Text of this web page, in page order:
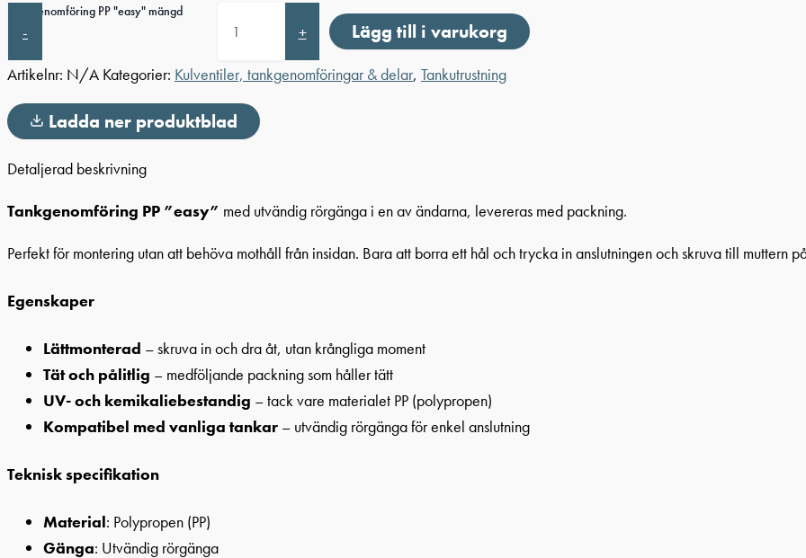
-
Tankgenomföring PP "easy" mängd
+ Lägg till i varukorg
Artikelnr: N/A Kategorier: Kulventiler, tankgenomföringar & delar, Tankutrustning
Ladda ner produktblad
Detaljerad beskrivning
Tankgenomföring PP ”easy” med utvändig rörgänga i en av ändarna, levereras med packning.
Perfekt för montering utan att behöva mothåll från insidan. Bara att borra ett hål och trycka in anslutningen och skruva till muttern
Egenskaper
Lättmonterad – skruva in och dra åt, utan krångliga moment
Tät och pålitlig – medföljande packning som håller tätt
UV- och kemikaliebestandig – tack vare materialet PP (polypropen)
Kompatibel med vanliga tankar – utvändig rörgänga för enkel anslutning
Teknisk specifikation
Material: Polypropen (PP)
Gänga: Utvändig rörgänga